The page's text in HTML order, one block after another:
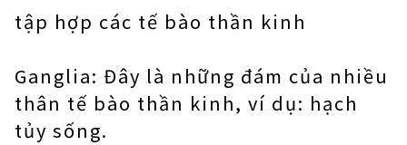
tập hợp các tế bào thần kinh
Ganglia: Đây là những đám của nhiều
thân tế bào thần kinh, ví dụ: hạch
tủy sống.